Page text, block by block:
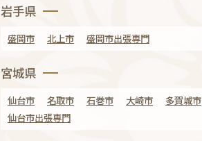
岩手県
盛岡市 北上市 盛岡市出張専門
宮城県
仙台市 名取市 石巻市 大崎市 多賀城市
仙台市出張専門